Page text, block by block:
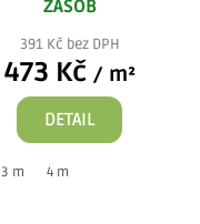
ZÁSOB
391 Kč bez DPH
473 Kč / m²
DETAIL
3 m 4 m